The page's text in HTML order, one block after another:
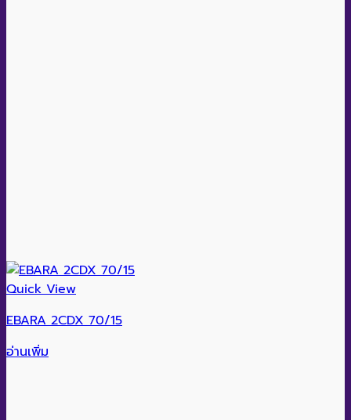
Quick View
EBARA 2CDX 70/15
อ่านเพิ่ม